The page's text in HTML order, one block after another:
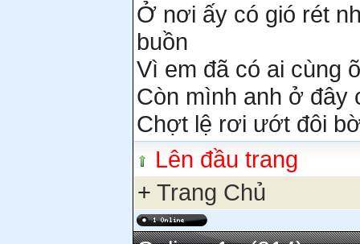
Ở nơi ấy có gió rét
buồn
Vì em đã có ai cùng
Còn mình anh ở đây
Chợt lệ rơi ướt đôi
Lên đầu trang
+ Trang Chủ